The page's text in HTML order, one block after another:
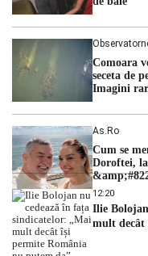
Comoara
seceta de
Imagini
As.ro
Cum se
Doroftei,
dezvăluit
12:20
Ilie
mult decât